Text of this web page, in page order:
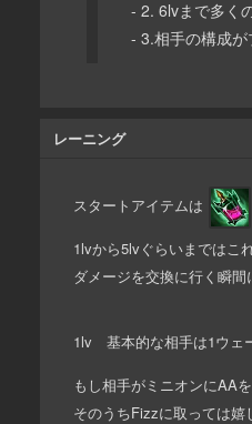
- 2. 6lvまで多く
- 3.相手の構成
レーニング
スタートアイテムは
1lvから5lvぐらいまではこ
ダメージを交換に行く瞬
1lv 基本的な相手は1ウェ
もし相手がミニオンにAA
そのうちFizzに取っては嬉